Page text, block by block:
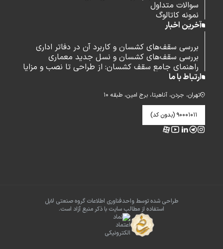
سوالات متداول
نمونه کاتالوگ
آخرین اخبار
بررسی سقف‌های کشسان و کاربرد آن در دفاتر اداری
بررسی سقف‌های کشسان و نسل جدید معماری
راهنمای جامع سقف کشسان: از طراحی تا نصب و مزایا
ارتباط با ما
تهران، جردن، آناهیتا، برج امین، طبقه ۱۰
۹۰۰۰۱۰۱۱ (بدون کد)
طراحی شده توسط واحدفناوری اطلاعات گروه صنعتی لابل
استفاده از مطالب سایت با ذکر منبع آزاد است.